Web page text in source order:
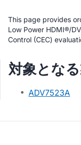
This page provides
Low Power HDMI®/
Control (CEC)
対象とな
ADV7523A